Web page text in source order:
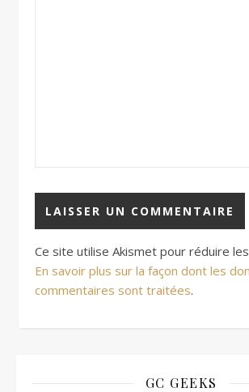
Ce site utilise Akismet pour réduire
En savoir plus sur la façon dont les
commentaires sont traitées.
GC GEEKS